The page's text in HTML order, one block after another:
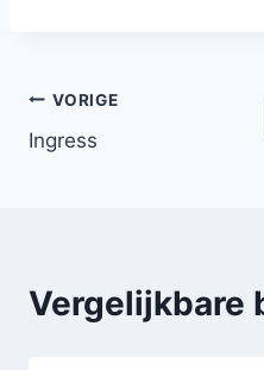
Bericht
navigatie
VORIGE
Ingress
Vergelijkbare